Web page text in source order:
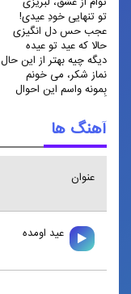
تو تنهایی خودِ عیدی!
عجب حس دل انگیزی
حالا که عید تو عیده
دیگه چیه بهتر از این حال
نماز شکر، می خونم
بِمونه واسم این احوال
آهنگ ها
عنوان
عيد اومده